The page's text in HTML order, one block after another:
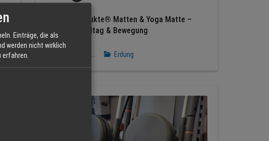
Erdungsprodukte® Matten & Yoga Matte –
Erdung für Alltag & Bewegung
NaturErdung
Erdung
Einträge, die als
werden nicht wirklich